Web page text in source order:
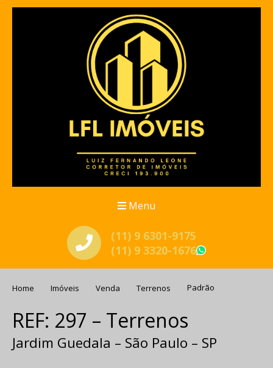
Menu
(11) 9 6301-9175
(11) 9 3320-1676
Home Imóveis Venda Terrenos Padrão
REF: 297 – Terrenos
Jardim Guedala – São Paulo – SP